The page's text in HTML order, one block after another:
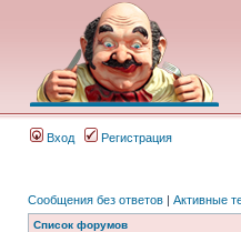
Вход Регистрация
Сообщения без ответов | Активные
Список форумов